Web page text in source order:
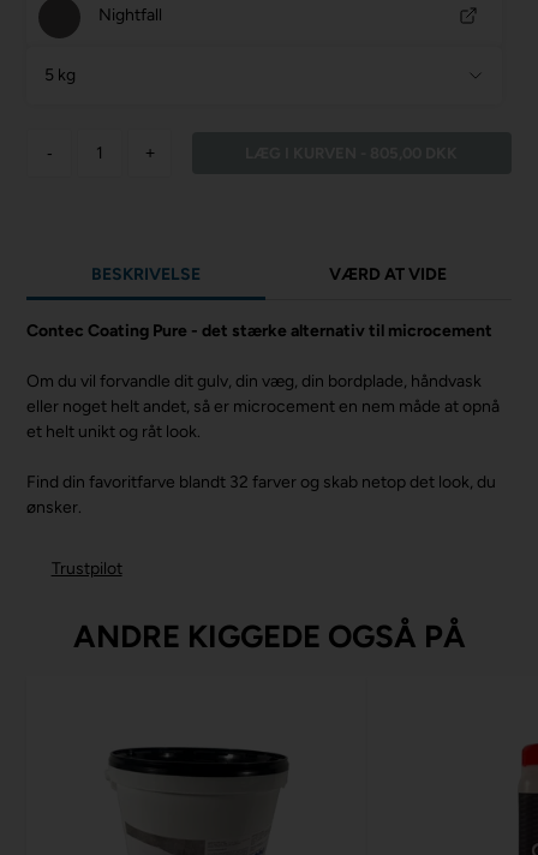
Nightfall
5 kg
- +
BESKRIVELSE VÆRD AT VIDE
Contec Coating Pure - det stærke alternativ til microcement
Om du vil forvandle dit gulv, din væg, din bordplade, håndvask
eller noget helt andet, så er microcement en nem måde at opnå
et helt unikt og råt look.
Find din favoritfarve blandt 32 farver og skab netop det look, du
ønsker.
Trustpilot
ANDRE KIGGEDE OGSÅ PÅ